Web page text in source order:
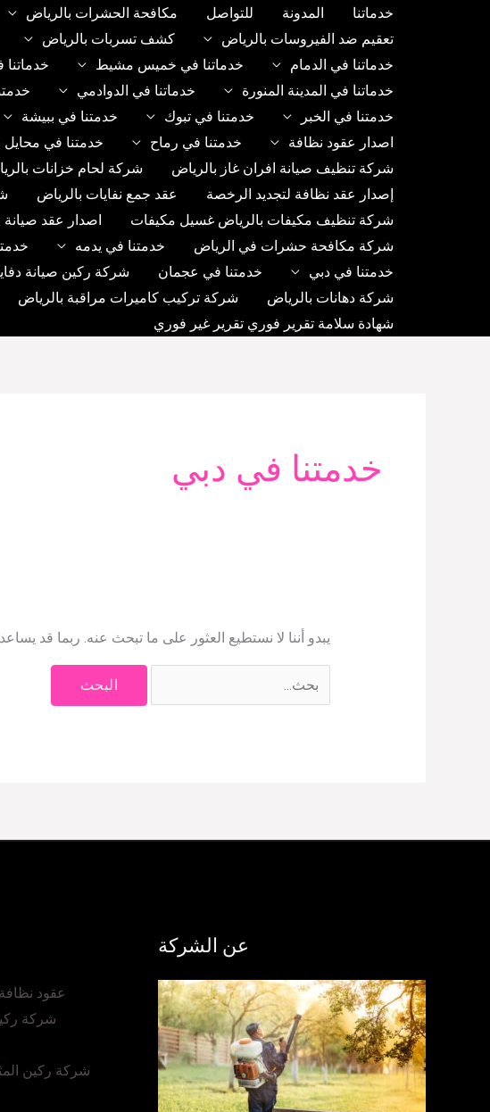
خدماتنا المدونة للتواصل مكافحة الحشرات بالرياض
تعقيم ضد الفيروسات بالرياض
كشف تسربات بالرياض
خدماتنا في الدمام
خدماتنا في خميس مشيط
خدماتنا في المدينة المنورة
خدماتنا في الدوادمي
خدمتنا في الخبر
خدمتنا في تبوك خدمتنا في ببيشة
اصدار عقود نظافة
خدمتنا في رماح خدمتنا في
شركة تنظيف صيانة افران غاز بالرياض
شركة لحام خزانات
إصدار عقد نظافة لتجديد الرخصة
عقد جمع نفايات بالرياض
شركة تنظيف مكيفات بالرياض غسيل مكيفات
اصدار عقد صيانة
شركة مكافحة حشرات في الرياض
خدمتنا في يدمه
خدمتنا في دبي
خدمتنا في عجمان شركة ركين صيانة
شركة دهانات بالرياض
شركة تركيب كاميرات مراقبة بالرياض
شهادة سلامة تقرير فوري تقرير غير فوري
خدمتنا في دبي
يبدو أننا لا نستطيع العثور على ما تبحث عنه. ربما قد
عن الشركة
عقود
شركة
شركة ركين